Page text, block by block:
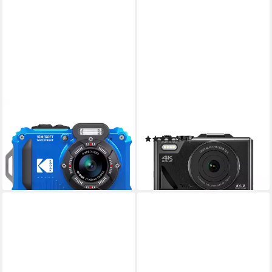
PixPro WPZ2
Kompaktkamera
ab 194,35 €
17,75 € mtl. in 12 Raten
in 2-3 Werktagen bei dir
(1)
ab 89,47 € UVP119,90 €
-25%
in 2-3 Werktagen bei dir